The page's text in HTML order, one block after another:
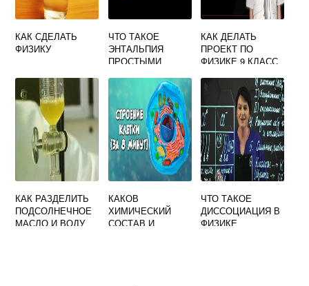
КАК СДЕЛАТЬ
ФИЗИКУ
ЧТО ТАКОЕ
ЭНТАЛЬПИЯ
ПРОСТЫМИ
ХИМИИ
КАК ДЕЛАТЬ
ПРОЕКТ ПО
ФИЗИКЕ 9 КЛАСС
КАК РАЗДЕЛИТЬ
ПОДСОЛНЕЧНОЕ
МАСЛО И ВОДУ
КАКОВ
ХИМИЧЕСКИЙ
СОСТАВ И
ЧТО ТАКОЕ
ДИССОЦИАЦИЯ В
ФИЗИКЕ